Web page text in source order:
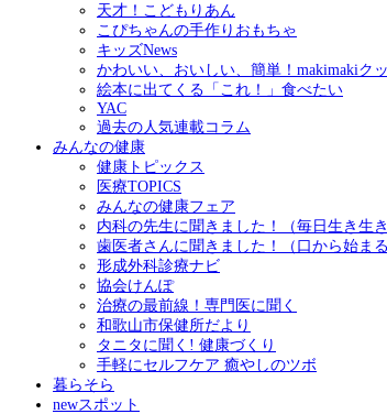
天才！こどもりあん
こぴちゃんの手作りおもちゃ
キッズNews
かわいい、おいしい、簡単！makimakiク
絵本に出てくる「これ！」食べたい
YAC
過去の人気連載コラム
みんなの健康
健康トピックス
医療TOPICS
みんなの健康フェア
内科の先生に聞きました！（毎日生き生き
歯医者さんに聞きました！（口から始ま
形成外科診療ナビ
協会けんぽ
治療の最前線！専門医に聞く
和歌山市保健所だより
タニタに聞く! 健康づくり
手軽にセルフケア 癒やしのツボ
暮らそら
newスポット